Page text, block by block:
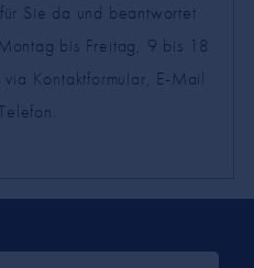
Sie da und beantwortet
bis Freitag, 9 bis 18
Kontaktformular, E-Mail